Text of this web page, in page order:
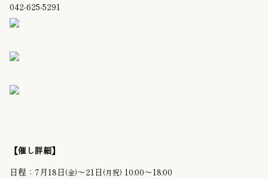
042-625-5291
【催し詳細】
日程：7月18日(金)〜21日(月祝) 10:00〜18:00